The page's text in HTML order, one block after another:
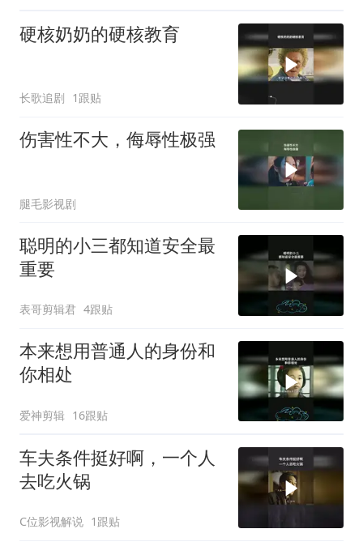
硬核奶奶的硬核教育
长歌追剧 1跟贴
伤害性不大，侮辱性极强
腿毛影视剧
聪明的小三都知道安全最
重要
表哥剪辑君 4跟贴
本来想用普通人的身份和
你相处
爱神剪辑 16跟贴
车夫条件挺好啊，一个人
去吃火锅
C位影视解说 1跟贴